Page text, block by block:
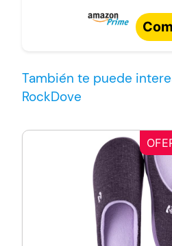
También te puede
RockDove